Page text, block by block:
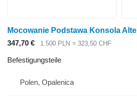
347,70 € 1.500 PLN ≈ 323,50 CHF
Befestigungsteile
Polen, Opalenica